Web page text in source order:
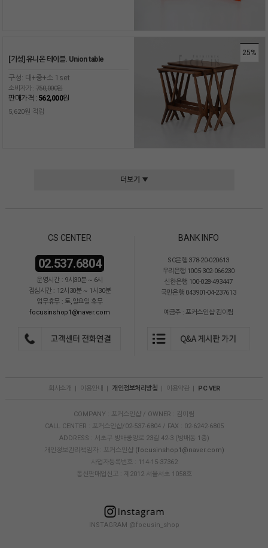
25%
[기성] 유니온 테이블. Union table
구성: 대+중+소 1set
소비자가 : 750,000원
판매가격 : 562,000원
5,620원 적립
더보기 ▼
CS CENTER
02.537.6804
운영시간 : 9시30분 ~ 6시
점심시간 : 12시30분 ~ 1시30분
업무휴무 : 토,일요일 휴무
focusinshop1@naver.com
BANK INFO
SC은행 378-20-020613
우리은행 1005-302-066230
신한은행 100-028-493447
국민은행 043901-04-237613
예금주 : 포커스인샵 김이림
회사소개 이용안내 개인정보처리방침 이용약관 PC VER
COMPANY : 포커스인샵 / OWNER : 김이림
CALL CENTER : 포커스인샵/02-537-6804 / FAX : 02-6242-6805
ADDRESS : 서초구 방배중앙로 23길 42-3 (방배동 1층)
개인정보관리책임자 : 포커스인샵 (focusinshop1@naver.com)
사업자등록번호 : 114-15-37362
통신판매업신고 : 제2012 서울서초 1058호
INSTAGRAM @focusin_shop